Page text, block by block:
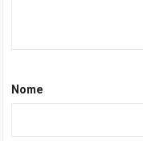
Nome